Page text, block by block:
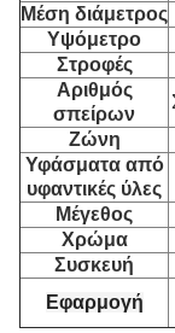
Μέση διάμετρος
Υψόμετρο
Στροφές
Αριθμός
σπείρων
Ζώνη
Υφάσματα από
υφαντικές ύλες
Μέγεθος
Χρώμα
Συσκευή
Εφαρμογή